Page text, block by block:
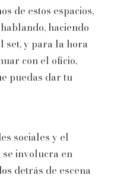
de estos espacios,
haciendo
set, y para la hora
con el oficio,
puedas dar tu
sociales y el
involucra en
detrás de escena